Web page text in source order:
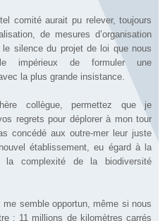
comité aurait pu relever, toujours
de mesures d’organisation
le silence du projet de loi que nous
impérieux de formuler une
la plus grande insistance.
collègue, permettez que je
regrets pour déplorer à mon tour
concédé aux outre-mer leur juste
établissement, eu égard à la
complexité de la biodiversité
semble opportun, même si nous
: 11 millions de kilomètres carrés